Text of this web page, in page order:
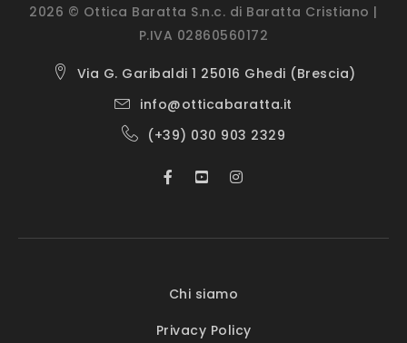
2026 © Ottica Baratta S.n.c. di Baratta Cristiano |
P.IVA 02860560172
Via G. Garibaldi 1 25016 Ghedi (Brescia)
info@otticabaratta.it
(+39) 030 903 2329
Chi siamo
Privacy Policy